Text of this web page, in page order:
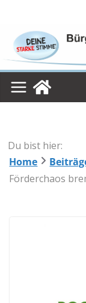
content
Du bist hier:
Home
Förderchaos